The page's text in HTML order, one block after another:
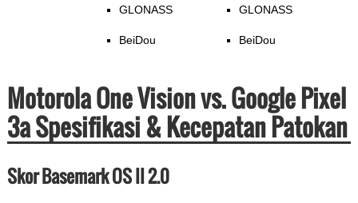
GLONASS
BeiDou
GLONASS
BeiDou
Motorola One Vision vs. Google Pixel
3a Spesifikasi & Kecepatan Patokan
Skor Basemark OS II 2.0